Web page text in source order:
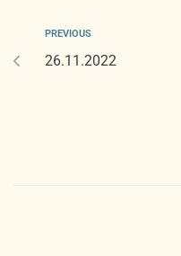
PREVIOUS
26.11.2022